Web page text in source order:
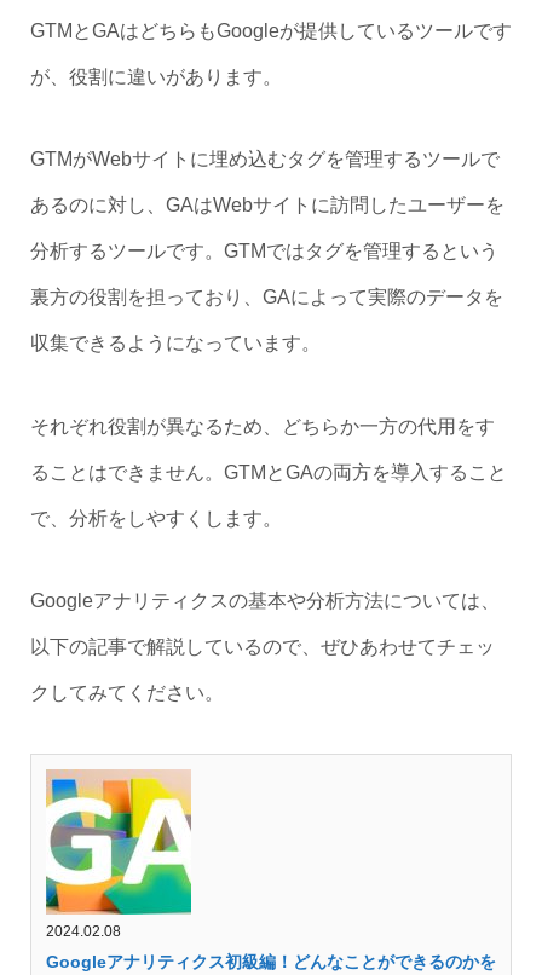
GTMとGAはどちらもGoogleが提供しているツールです
が、役割に違いがあります。
GTMがWebサイトに埋め込むタグを管理するツールで
あるのに対し、GAはWebサイトに訪問したユーザーを
分析するツールです。GTMではタグを管理するという
裏方の役割を担っており、GAによって実際のデータを
収集できるようになっています。
それぞれ役割が異なるため、どちらか一方の代用をす
ることはできません。GTMとGAの両方を導入すること
で、分析をしやすくします。
Googleアナリティクスの基本や分析方法については、
以下の記事で解説しているので、ぜひあわせてチェッ
クしてみてください。
2024.02.08
Googleアナリティクス初級編！どんなことができるのかを